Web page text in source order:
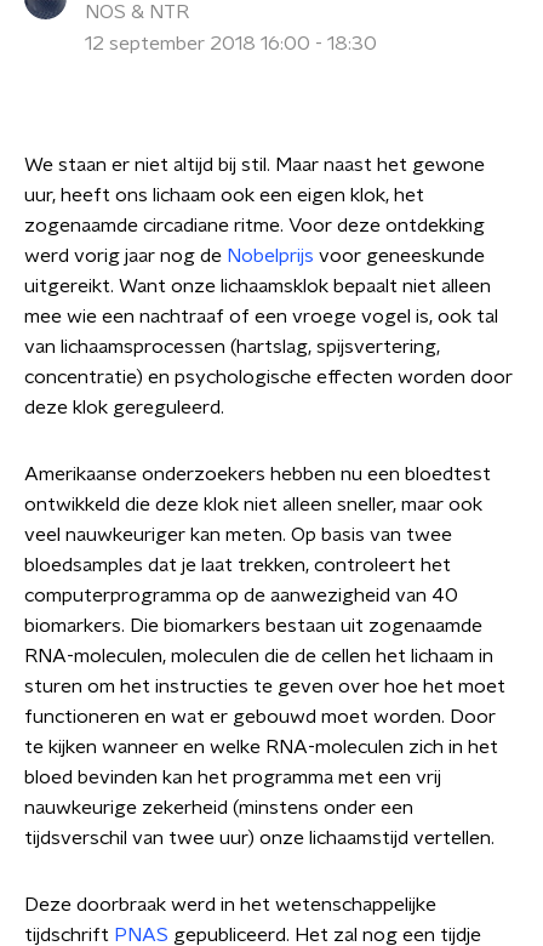
NOS & NTR
12 september 2018 16:00 - 18:30
We staan er niet altijd bij stil. Maar naast het gewone
uur, heeft ons lichaam ook een eigen klok, het
zogenaamde circadiane ritme. Voor deze ontdekking
werd vorig jaar nog de Nobelprijs voor geneeskunde
uitgereikt. Want onze lichaamsklok bepaalt niet alleen
mee wie een nachtraaf of een vroege vogel is, ook tal
van lichaamsprocessen (hartslag, spijsvertering,
concentratie) en psychologische effecten worden door
deze klok gereguleerd.
Amerikaanse onderzoekers hebben nu een bloedtest
ontwikkeld die deze klok niet alleen sneller, maar ook
veel nauwkeuriger kan meten. Op basis van twee
bloedsamples dat je laat trekken, controleert het
computerprogramma op de aanwezigheid van 40
biomarkers. Die biomarkers bestaan uit zogenaamde
RNA-moleculen, moleculen die de cellen het lichaam in
sturen om het instructies te geven over hoe het moet
functioneren en wat er gebouwd moet worden. Door
te kijken wanneer en welke RNA-moleculen zich in het
bloed bevinden kan het programma met een vrij
nauwkeurige zekerheid (minstens onder een
tijdsverschil van twee uur) onze lichaamstijd vertellen.
Deze doorbraak werd in het wetenschappelijke
tijdschrift PNAS gepubliceerd. Het zal nog een tijdje